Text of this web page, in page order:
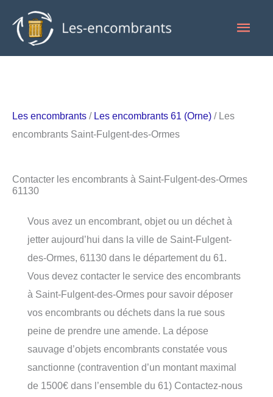
contenu
Les encombrants / Les encombrants 61 (Orne) / Les
encombrants Saint-Fulgent-des-Ormes
Contacter les encombrants à Saint-Fulgent-des-Ormes
61130
Vous avez un encombrant, objet ou un déchet à
jetter aujourd’hui dans la ville de Saint-Fulgent-
des-Ormes, 61130 dans le département du 61.
Vous devez contacter le service des encombrants
à Saint-Fulgent-des-Ormes pour savoir déposer
vos encombrants ou déchets dans la rue sous
peine de prendre une amende. La dépose
sauvage d’objets encombrants constatée vous
sanctionne (contravention d’un montant maximal
de 1500€ dans l’ensemble du 61) Contactez-nous